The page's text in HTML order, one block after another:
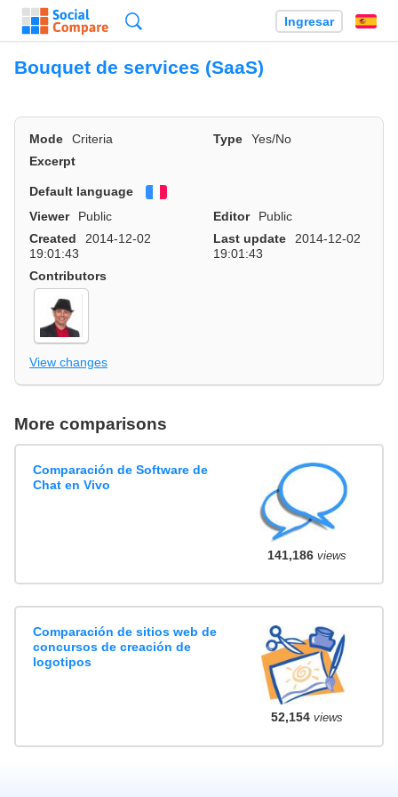
Ingresar
Bouquet de services (SaaS)
Mode Criteria Type
Yes/No
Excerpt
Default language
Viewer
Public Editor
Public
Created
2014-12-02
19:01:43
Last update
2014-12-02
19:01:43
Contributors
View changes
More comparisons
Comparación de Software de
Chat en Vivo
141,186views
Comparación de sitios web de
concursos de creación de
logotipos
52,154views